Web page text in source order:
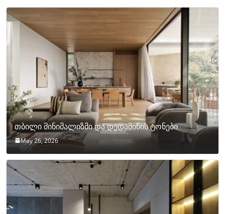
თბილი მინიმალიზმი და დედამიწის ტონები
May 26, 2026